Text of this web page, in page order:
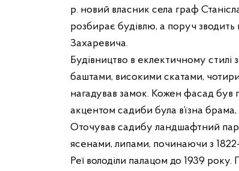
р. новий власник села граф
розбирає будівлю, а поруч зводить
Захаревича.
Будівництво в еклектичному
баштами, високими скатами,
нагадував замок. Кожен фасад
акцентом садиби була в’їзна
Оточував садибу ландшафтний
ясенами, липами, починаючи з
Реї володіли палацом до 1939 року.